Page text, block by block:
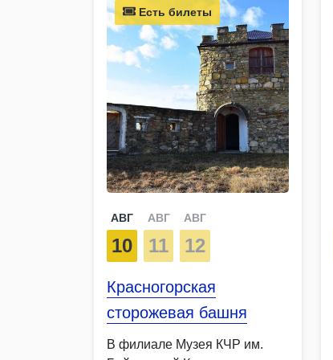
Есть билеты
АВГ
10
АВГ
11
АВГ
12
Красногорская
сторожевая башня
В филиале Музея КЧР им.